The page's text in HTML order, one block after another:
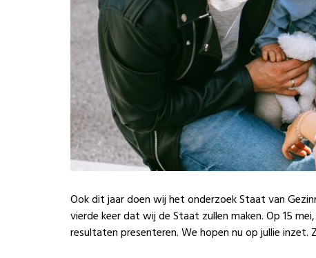
Ook dit jaar doen wij het onderzoek Staat van
vierde keer dat wij de Staat zullen maken. Op 15
resultaten presenteren. We hopen nu op jullie inzet.